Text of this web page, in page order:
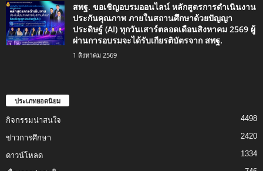
สพฐ. ขอเชิญอบรมออนไลน์ หลักสูตรการดำเนินงาน
ประกันคุณภาพ ภายในสถานศึกษาด้วยปัญญา
ประดิษฐ์ (AI) ทุกวันเสาร์ตลอดเดือนสิงหาคม 2569 ผู้
ผ่านการอบรมจะได้รับเกียรติบัตรจาก สพฐ.
1 สิงหาคม 2569
ประเภทยอดนิยม
กิจกรรมน่าสนใจ 4498
ข่าวการศึกษา 2420
ดาวน์โหลด 1334